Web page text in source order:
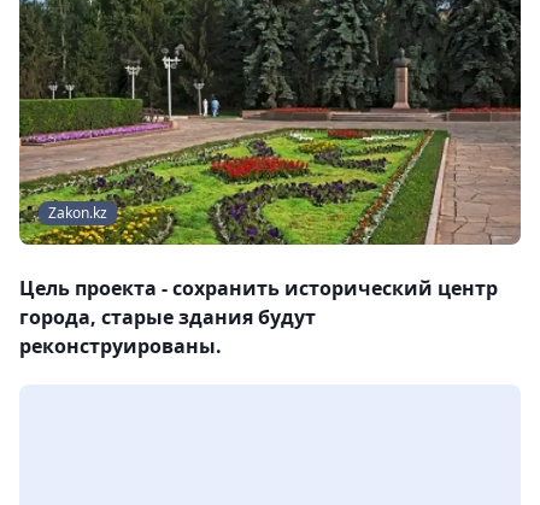
Zakon.kz
Цель проекта - сохранить исторический центр
города, старые здания будут
реконструированы.